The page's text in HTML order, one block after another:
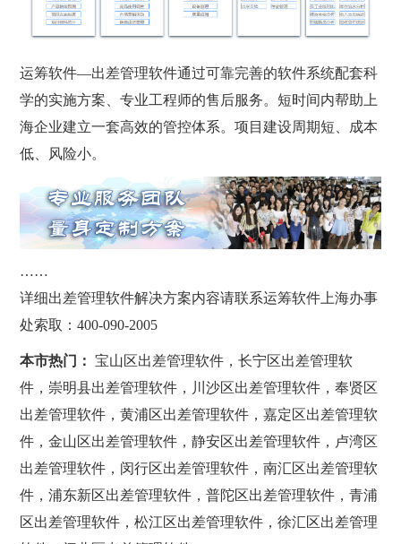
运筹软件—出差管理软件通过可靠完善的软件系统配套科
学的实施方案、专业工程师的售后服务。短时间内帮助上
海企业建立一套高效的管控体系。项目建设周期短、成本
低、风险小。
……
详细出差管理软件解决方案内容请联系运筹软件上海办事
处索取：400-090-2005
本市热门： 宝山区出差管理软件，长宁区出差管理软
件，崇明县出差管理软件，川沙区出差管理软件，奉贤区
出差管理软件，黄浦区出差管理软件，嘉定区出差管理软
件，金山区出差管理软件，静安区出差管理软件，卢湾区
出差管理软件，闵行区出差管理软件，南汇区出差管理软
件，浦东新区出差管理软件，普陀区出差管理软件，青浦
区出差管理软件，松江区出差管理软件，徐汇区出差管理